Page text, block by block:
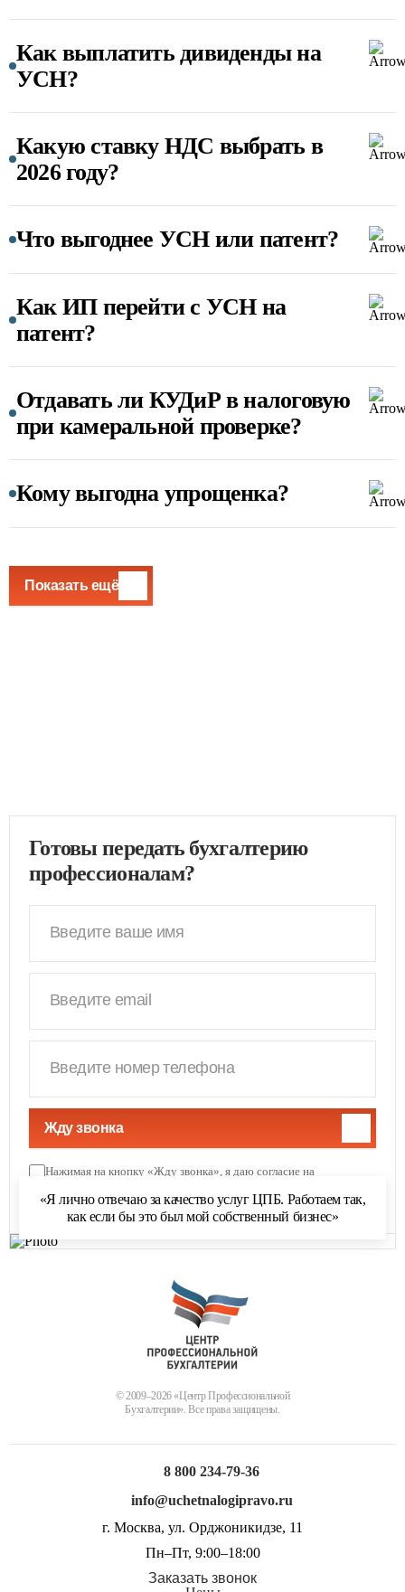
Как выплатить дивиденды на
УСН?
Какую ставку НДС выбрать в
2026 году?
Что выгоднее УСН или патент?
Как ИП перейти с УСН на
патент?
Отдавать ли КУДиР в налоговую
при камеральной проверке?
Кому выгодна упрощенка?
Показать ещё
Готовы передать бухгалтерию
профессионалам?
Жду звонка
Нажимая на кнопку «Жду звонка», я даю согласие на
политикой обработки персональных данных
«Я лично отвечаю за качество услуг ЦПБ. Работаем так,
как если бы это был мой собственный бизнес»
© 2009–2026 «Центр Профессиональной
Бухгалтерии». Все права защищены.
8 800 234-79-36
info@uchetnalogipravo.ru
г. Москва, ул. Орджоникидзе, 11
Пн–Пт, 9:00–18:00
Заказать звонок